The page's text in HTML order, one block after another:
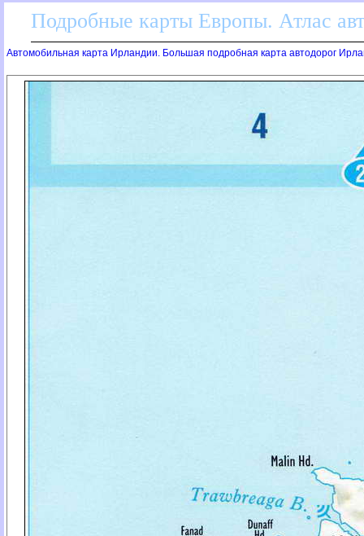
Подробные карты Европы. Атлас
Автомобильная карта Ирландии. Большая подробная карта автодорог